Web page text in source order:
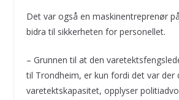
Det var også en maskinentreprenør
bidra til sikkerheten for personellet.
– Grunnen til at den
til Trondheim, er kun fordi det var der
varetektskapasitet, opplyser